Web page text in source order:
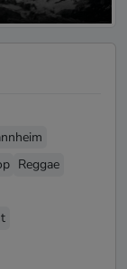
Reggae